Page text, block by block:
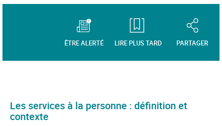
ÊTRE ALERTÉ LIRE PLUS TARD PARTAGER
Les services à la personne : définition et
contexte